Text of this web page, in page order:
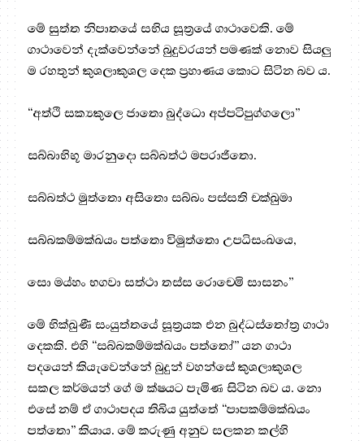
මේ සුත්ත නිපාතයේ සභිය සූත්‍රයේ ගාථාවෙකි. මේ
ගාථාවෙන් දැක්වෙන්නේ බුදුවරයන් පමණක් නොව සියලු
ම රහතුන් කුශලාකුශල දෙක ප්‍ර‍හාණය කොට සිටින බව ය.
“අත්ථි සක්‍යකුලෙ ජාතො බුද්ධො අප්පටිපුග්ගලො”
සබ්බාභිභූ මාරනුදො සබ්බත්ථ මපරාජිතො.
සබ්බත්ථ මුත්තො අසිතො සබ්බං පස්සති චක්ඛුමා
සබ්බකම්මක්ඛයං පත්තො විමුත්තො උපධිසංඛයෙ,
සො මය්හං භගවා සත්ථා තස්ස රොචෙමි සාසනං”
මේ භික්ඛුණී සංයුත්තයේ සූත්‍ර‍යක එන බුද්ධස්තෝත්‍ර‍ ගාථා
දෙකකි. එහි “සබ්බකම්මක්ඛයං පත්තෝ” යන ගාථා
පදයෙන් කියැවෙන්නේ බුදුන් වහන්සේ කුශලාකුශල
සකල කර්මයන් ගේ ම ක්ෂයට පැමිණ සිටින බව ය. නො
එසේ නම් ඒ ගාථාපදය තිබිය යුත්තේ “පාපකම්මක්ඛයං
පත්තො” කියාය. මේ කරුණු අනුව සලකන කල්හි